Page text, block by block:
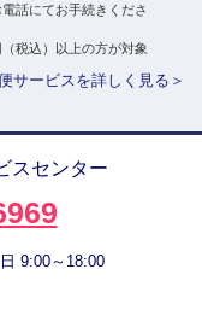
話にてお手続きくださ
税込）以上の方が対象
サービスを詳しく見る＞
スセンター
9:00～18:00